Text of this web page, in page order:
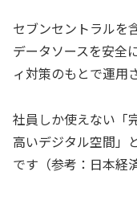
セブンセントラルを
データソースを安全
ィ対策のもとで運用
社員しか使えない「
高いデジタル空間」
です（参考：日本経